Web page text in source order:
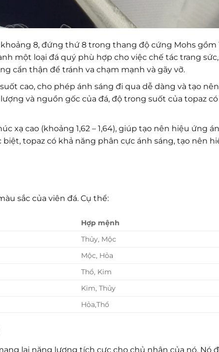
8, đứng thứ 8 trong thang độ cứng Mohs gồm
một loại đá quý phù hợp cho việc chế tác trang
cẩn thận để tránh va chạm mạnh và gãy vỡ.
cao, cho phép ánh sáng đi qua dễ dàng và tạo
và nguồn gốc của đá, độ trong suốt của topaz
xạ cao (khoảng 1,62 – 1,64), giúp tạo nên hiệu ứng
topaz có khả năng phân cực ánh sáng, tạo nên
sắc của viên đá. Cụ thể:
Hợp mệnh
Thủy, Mộc
Mộc, Hỏa
Thổ, Kim
Kim, Thủy
Hỏa,Thổ
lại năng lượng tích cực cho chủ nhân của nó. Nó